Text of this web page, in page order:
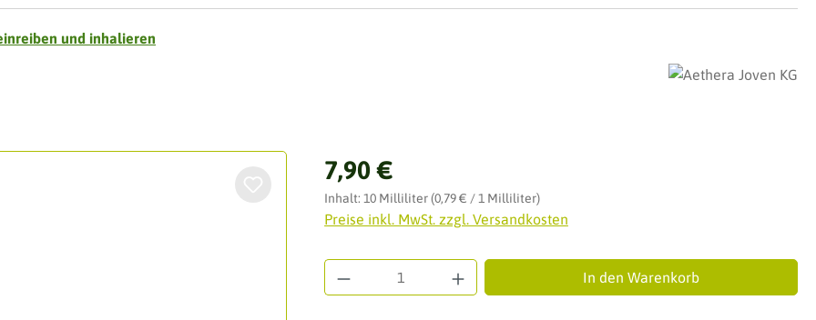
und inhalieren
Regulärer Preis:
7,90 €
Inhalt: 10 Milliliter(0,79 € / 1 Milliliter)
Preise inkl. MwSt. zzgl. Versandkosten
Produkt Anzahl: Gib den gewünschten Wert ein
In den Warenkorb